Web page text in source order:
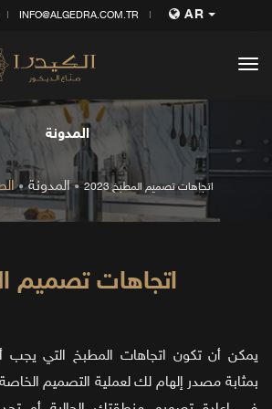
INFO@ALGEDRA.COM.TR AR
المدونة
المدونة اتجاهات تصميم المطبخ 2023
اتجاهات تصميم
بمثابة مصدر إلهام لك لعملية التصميم